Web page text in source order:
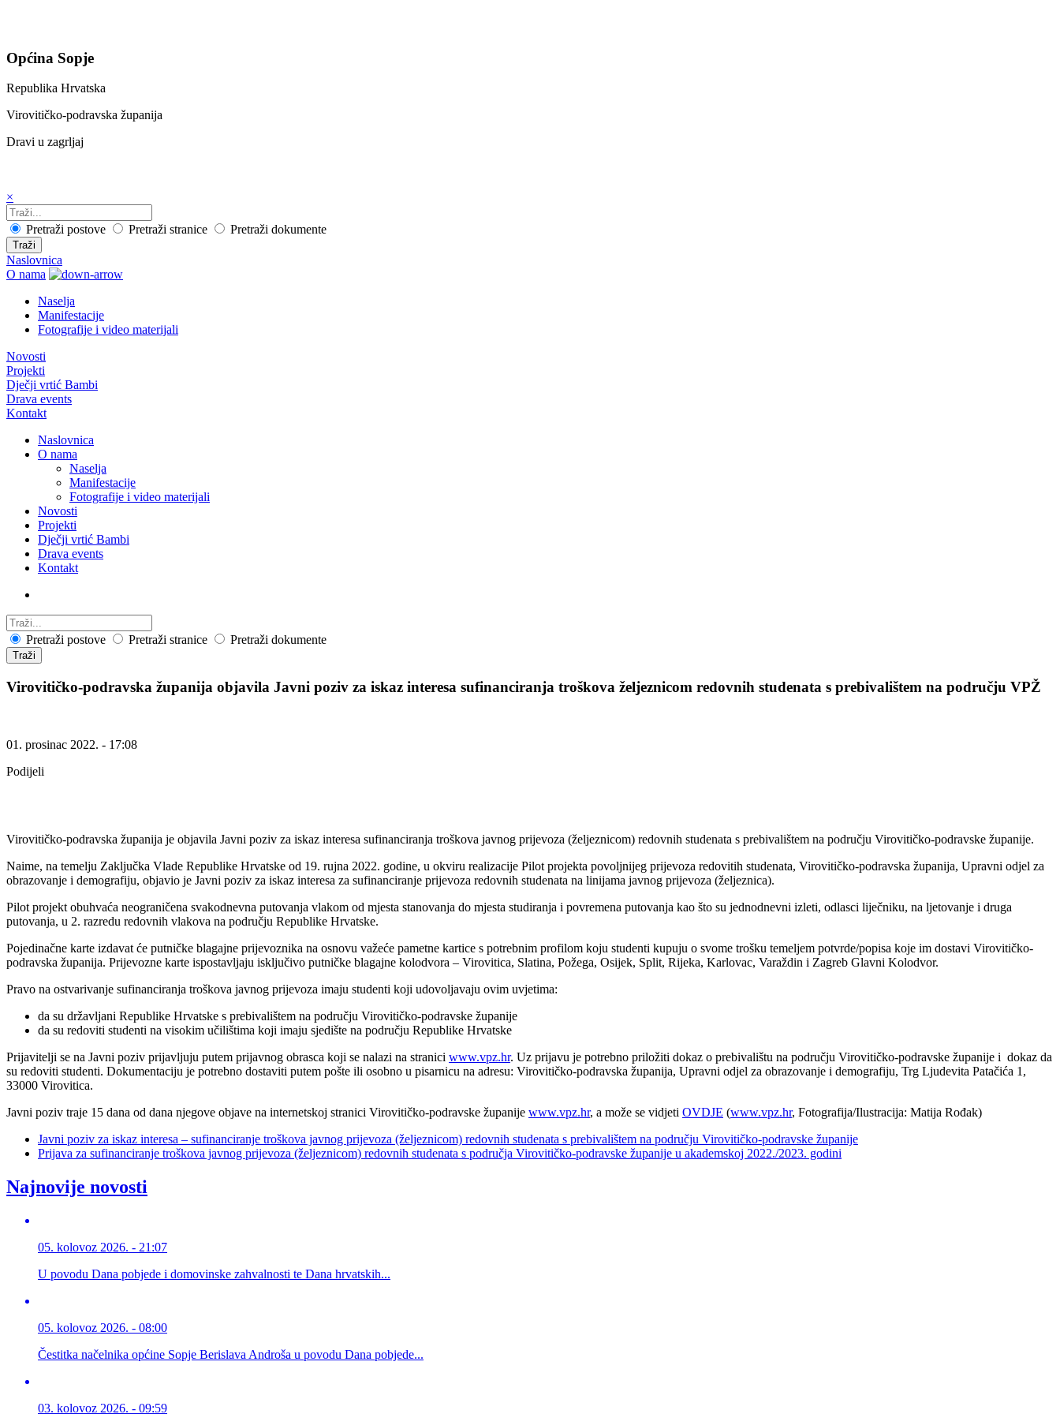
Općina Sopje
Republika Hrvatska
Virovitičko-podravska županija
Dravi u zagrljaj
×
Pretraži postove Pretraži stranice Pretraži dokumente
Traži
Naslovnica
O nama
Naselja
Manifestacije
Fotografije i video materijali
Novosti
Projekti
Dječji vrtić Bambi
Drava events
Kontakt
Naslovnica
O nama
Naselja
Manifestacije
Fotografije i video materijali
Novosti
Projekti
Dječji vrtić Bambi
Drava events
Kontakt
Pretraži postove Pretraži stranice Pretraži dokumente
Traži
Virovitičko-podravska županija objavila Javni poziv za iskaz interesa sufinanciranja troškova željeznicom redovnih studenata s prebivalištem na području VPŽ
01. prosinac 2022. - 17:08
Podijeli
Virovitičko-podravska županija je objavila Javni poziv za iskaz interesa sufinanciranja troškova javnog prijevoza (željeznicom) redovnih studenata s prebivalištem na području Virovitičko-podravske županije.
Naime, na temelju Zaključka Vlade Republike Hrvatske od 19. rujna 2022. godine, u okviru realizacije Pilot projekta povoljnijeg prijevoza redovitih studenata, Virovitičko-podravska županija, Upravni odjel za
obrazovanje i demografiju, objavio je Javni poziv za iskaz interesa za sufinanciranje prijevoza redovnih studenata na linijama javnog prijevoza (željeznica).
Pilot projekt obuhvaća neograničena svakodnevna putovanja vlakom od mjesta stanovanja do mjesta studiranja i povremena putovanja kao što su jednodnevni izleti, odlasci liječniku, na ljetovanje i druga
putovanja, u 2. razredu redovnih vlakova na području Republike Hrvatske.
Pojedinačne karte izdavat će putničke blagajne prijevoznika na osnovu važeće pametne kartice s potrebnim profilom koju studenti kupuju o svome trošku temeljem potvrde/popisa koje im dostavi Virovitičko-
podravska županija. Prijevozne karte ispostavljaju isključivo putničke blagajne kolodvora – Virovitica, Slatina, Požega, Osijek, Split, Rijeka, Karlovac, Varaždin i Zagreb Glavni Kolodvor.
Pravo na ostvarivanje sufinanciranja troškova javnog prijevoza imaju studenti koji udovoljavaju ovim uvjetima:
da su državljani Republike Hrvatske s prebivalištem na području Virovitičko-podravske županije
da su redoviti studenti na visokim učilištima koji imaju sjedište na području Republike Hrvatske
Prijavitelji se na Javni poziv prijavljuju putem prijavnog obrasca koji se nalazi na stranici www.vpz.hr. Uz prijavu je potrebno priložiti dokaz o prebivalištu na području Virovitičko-podravske županije i dokaz da
su redoviti studenti. Dokumentaciju je potrebno dostaviti putem pošte ili osobno u pisarnicu na adresu: Virovitičko-podravska županija, Upravni odjel za obrazovanje i demografiju, Trg Ljudevita Patačića 1,
33000 Virovitica.
Javni poziv traje 15 dana od dana njegove objave na internetskoj stranici Virovitičko-podravske županije www.vpz.hr, a može se vidjeti OVDJE (www.vpz.hr, Fotografija/Ilustracija: Matija Rođak)
Javni poziv za iskaz interesa – sufinanciranje troškova javnog prijevoza (željeznicom) redovnih studenata s prebivalištem na području Virovitičko-podravske županije
Prijava za sufinanciranje troškova javnog prijevoza (željeznicom) redovnih studenata s područja Virovitičko-podravske županije u akademskoj 2022./2023. godini
Najnovije novosti
05. kolovoz 2026. - 21:07
U povodu Dana pobjede i domovinske zahvalnosti te Dana hrvatskih...
05. kolovoz 2026. - 08:00
Čestitka načelnika općine Sopje Berislava Androša u povodu Dana pobjede...
03. kolovoz 2026. - 09:59